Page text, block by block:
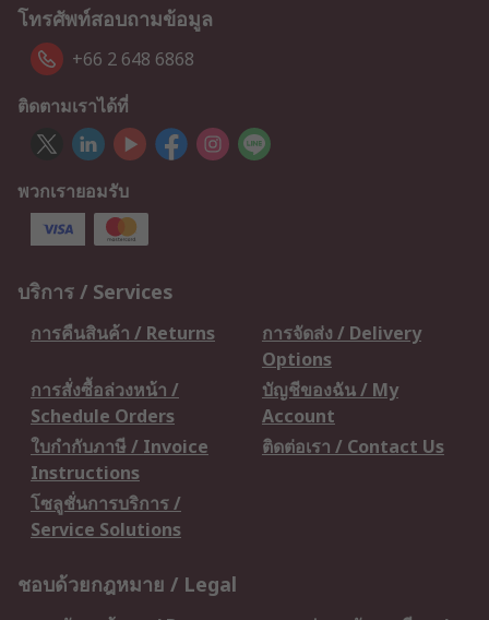
โทรศัพท์สอบถามข้อมูล
+66 2 648 6868
ติดตามเราได้ที่
พวกเรายอมรับ
บริการ / Services
การคืนสินค้า / Returns
การจัดส่ง / Delivery
Options
การสั่งซื้อล่วงหน้า /
Schedule Orders
บัญชีของฉัน / My
Account
ใบกำกับภาษี / Invoice
Instructions
ติดต่อเรา / Contact Us
โซลูชั่นการบริการ /
Service Solutions
ชอบด้วยกฎหมาย / Legal